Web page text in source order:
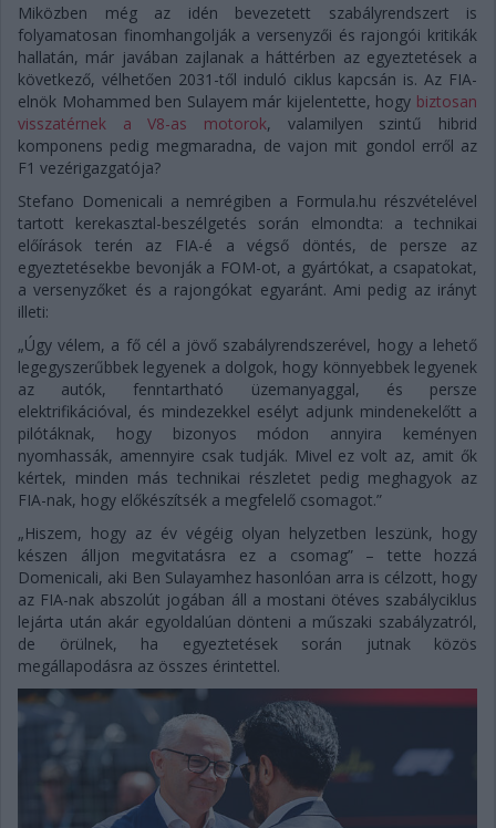
Miközben még az idén bevezetett szabályrendszert is
folyamatosan finomhangolják a versenyzői és rajongói kritikák
hallatán, már javában zajlanak a háttérben az egyeztetések a
következő, vélhetően 2031-től induló ciklus kapcsán is. Az FIA-
elnök Mohammed ben Sulayem már kijelentette, hogy biztosan
visszatérnek a V8-as motorok, valamilyen szintű hibrid
komponens pedig megmaradna, de vajon mit gondol erről az
F1 vezérigazgatója?
Stefano Domenicali a nemrégiben a Formula.hu részvételével
tartott kerekasztal-beszélgetés során elmondta: a technikai
előírások terén az FIA-é a végső döntés, de persze az
egyeztetésekbe bevonják a FOM-ot, a gyártókat, a csapatokat,
a versenyzőket és a rajongókat egyaránt. Ami pedig az irányt
illeti:
„Úgy vélem, a fő cél a jövő szabályrendszerével, hogy a lehető
legegyszerűbbek legyenek a dolgok, hogy könnyebbek legyenek
az autók, fenntartható üzemanyaggal, és persze
elektrifikációval, és mindezekkel esélyt adjunk mindenekelőtt a
pilótáknak, hogy bizonyos módon annyira keményen
nyomhassák, amennyire csak tudják. Mivel ez volt az, amit ők
kértek, minden más technikai részletet pedig meghagyok az
FIA-nak, hogy előkészítsék a megfelelő csomagot.”
„Hiszem, hogy az év végéig olyan helyzetben leszünk, hogy
készen álljon megvitatásra ez a csomag” – tette hozzá
Domenicali, aki Ben Sulayamhez hasonlóan arra is célzott, hogy
az FIA-nak abszolút jogában áll a mostani ötéves szabályciklus
lejárta után akár egyoldalúan dönteni a műszaki szabályzatról,
de örülnek, ha egyeztetések során jutnak közös
megállapodásra az összes érintettel.